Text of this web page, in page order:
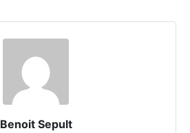
Benoit Sepult